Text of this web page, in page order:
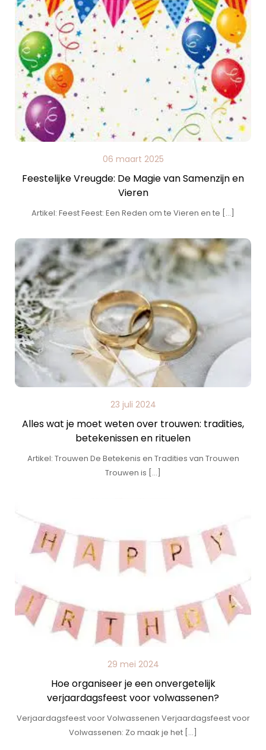
06 maart 2025
Feestelijke Vreugde: De Magie van Samenzijn en
Vieren
Artikel: Feest Feest: Een Reden om te Vieren en te […]
23 juli 2024
Alles wat je moet weten over trouwen: tradities,
betekenissen en rituelen
Artikel: Trouwen De Betekenis en Tradities van Trouwen
Trouwen is […]
29 mei 2024
Hoe organiseer je een onvergetelijk
verjaardagsfeest voor volwassenen?
Verjaardagsfeest voor Volwassenen Verjaardagsfeest voor
Volwassenen: Zo maak je het […]